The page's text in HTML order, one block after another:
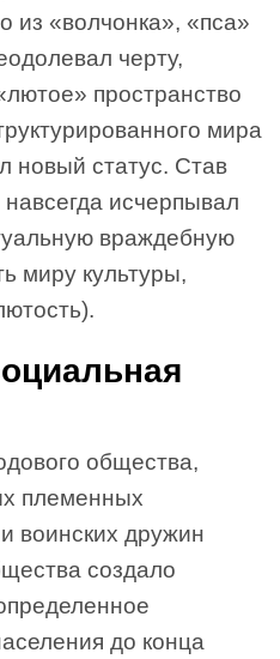
из «волчонка», «пса»
черту,
пространство
мира
новый статус. Став
исчерпывал
враждебную
миру культуры,
общества,
племенных
воинских дружин
создало
до конца